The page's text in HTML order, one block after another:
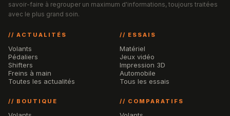
savoir-faire à regrouper un maximum d'informations, toujours traitées
avec le plus grand soin.
// ACTUALITÉS
Volants
Pédaliers
Shifters
Freins à main
Toutes les actualités
// ESSAIS
Matériel
Jeux vidéo
Impression 3D
Automobile
Tous les essais
// BOUTIQUE // COMPARATIFS